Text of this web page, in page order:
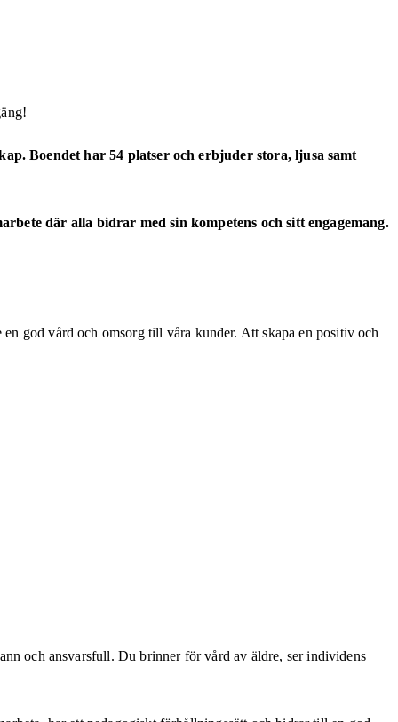
Boendet har 54 platser och erbjuder stora, ljusa samt
där alla bidrar med sin kompetens och sitt engagemang.
god vård och omsorg till våra kunder. Att skapa en positiv och
och ansvarsfull. Du brinner för vård av äldre, ser individens